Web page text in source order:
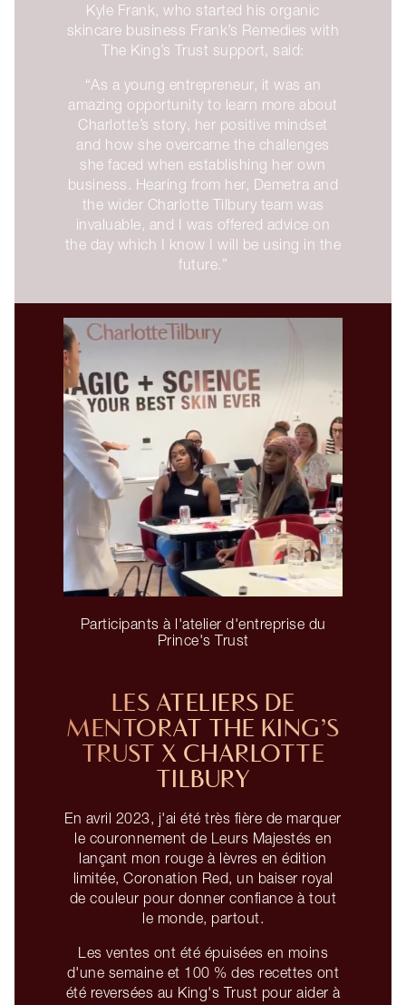
Kyle Frank, who started his organic
skincare business Frank’s Remedies with
The King’s Trust support, said:
“As a young entrepreneur, it was an
amazing opportunity to learn more about
Charlotte’s story, her positive mindset
and how she overcame the challenges
she faced when establishing her own
business. Hearing from her, Demetra and
the wider Charlotte Tilbury team was
invaluable, and I was offered advice on
the day which I know I will be using in the
future.”
Participants à l'atelier d'entreprise du
Prince's Trust
LES ATELIERS DE
MENTORAT THE KING’S
TRUST X CHARLOTTE
TILBURY
En avril 2023, j'ai été très fière de marquer
le couronnement de Leurs Majestés en
lançant mon rouge à lèvres en édition
limitée, Coronation Red, un baiser royal
de couleur pour donner confiance à tout
le monde, partout.
Les ventes ont été épuisées en moins
d'une semaine et 100 % des recettes ont
été reversées au King's Trust pour aider à